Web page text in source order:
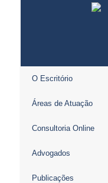
O Escritório
Áreas de Atuação
Consultoria Online
Advogados
Publicações